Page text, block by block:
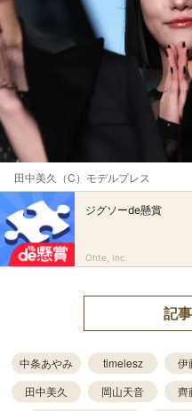
田中美久（C）モデルプレス
ジグソーde懸賞
Ohte, Inc.
記
中条あやみ timelesz 伊
田中美久
岡山天音 齊